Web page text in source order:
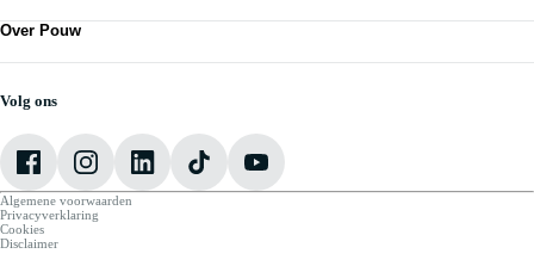
Nieuws
Vestigingen
Audi
Škoda
VW Bedrijfswagens
Over Pouw
Over Pouw
Vacatures
Volg ons
Algemene voorwaarden
Privacyverklaring
Cookies
Disclaimer